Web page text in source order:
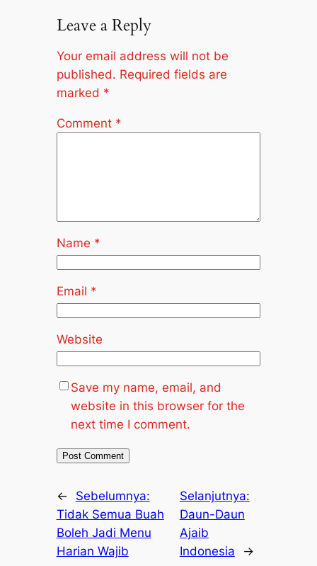
Leave a Reply
Your email address will not be
published. Required fields are
marked *
Comment *
Name *
Email *
Website
Save my name, email, and
website in this browser for the
next time I comment.
←
Sebelumnya:
Tidak Semua Buah
Boleh Jadi Menu
Harian Wajib
Selanjutnya:
Daun-Daun
Ajaib
Indonesia
→